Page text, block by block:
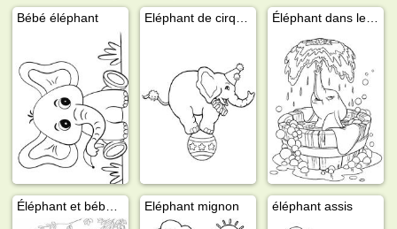
Bébé éléphant
Eléphant mignon éléphant assis